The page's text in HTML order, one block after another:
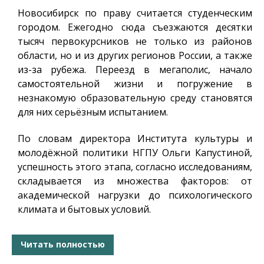
Новосибирск по праву считается студенческим
городом. Ежегодно сюда съезжаются десятки
тысяч первокурсников не только из районов
области, но и из других регионов России, а также
из-за рубежа. Переезд в мегаполис, начало
самостоятельной жизни и погружение в
незнакомую образовательную среду становятся
для них серьёзным испытанием.
По словам директора Института культуры и
молодёжной политики НГПУ Ольги Капустиной,
успешность этого этапа, согласно исследованиям,
складывается из множества факторов: от
академической нагрузки до психологического
климата и бытовых условий.
Читать полностью